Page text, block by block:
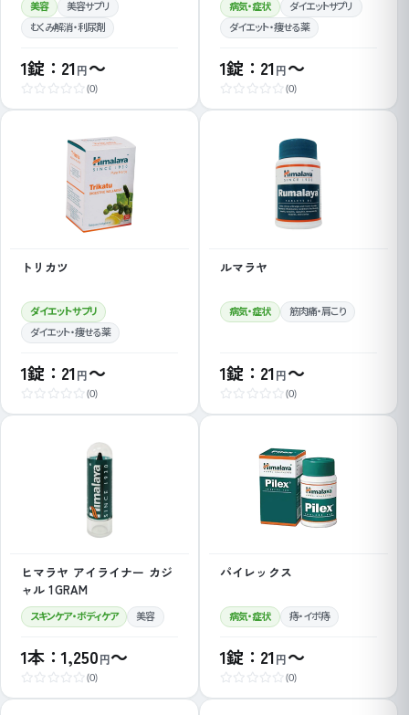
美容 美容サプリ
むくみ解消・利尿剤
1錠：21円～
(0)
病気・症状 ダイエットサプリ
ダイエット・痩せる薬
1錠：21円～
(0)
トリカツ
ダイエットサプリ
ダイエット・痩せる薬
1錠：21円～
(0)
ルマラヤ
病気・症状 筋肉痛・肩こり
1錠：21円～
(0)
ヒマラヤ アイライナー カジ
ャル 1GRAM
スキンケア・ボディケア 美容
1本：1,250円～
(0)
パイレックス
病気・症状 痔・イボ痔
1錠：21円～
(0)